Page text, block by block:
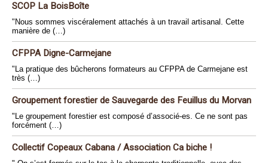
SCOP La BoisBoîte
"Nous sommes viscéralement attachés à un travail artisanal. Cette
manière de (…)
CFPPA Digne-Carmejane
"La pratique des bûcherons formateurs au CFPPA de Carmejane est
très (…)
Groupement forestier de Sauvegarde des Feuillus du Morvan
"Le groupement forestier est composé d’associé-es. Ce ne sont pas
forcément (…)
Collectif Copeaux Cabana / Association Ca biche !